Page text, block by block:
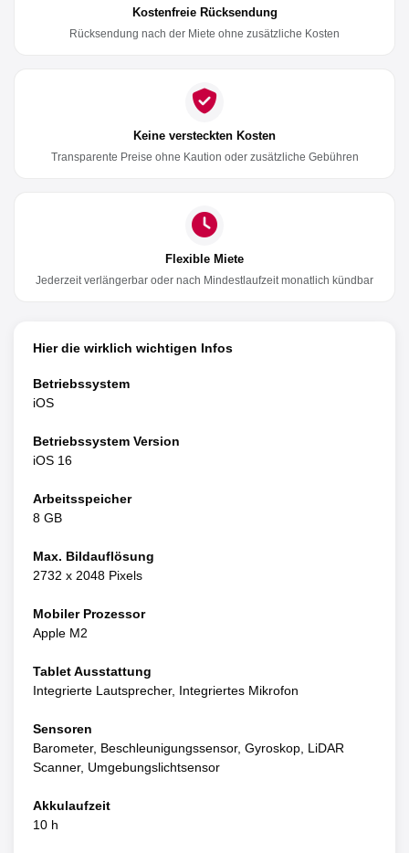
Kostenfreie Rücksendung
Rücksendung nach der Miete ohne zusätzliche Kosten
Keine versteckten Kosten
Transparente Preise ohne Kaution oder zusätzliche Gebühren
Flexible Miete
Jederzeit verlängerbar oder nach Mindestlaufzeit monatlich kündbar
Hier die wirklich wichtigen Infos
Betriebssystem
iOS
Betriebssystem Version
iOS 16
Arbeitsspeicher
8 GB
Max. Bildauflösung
2732 x 2048 Pixels
Mobiler Prozessor
Apple M2
Tablet Ausstattung
Integrierte Lautsprecher, Integriertes Mikrofon
Sensoren
Barometer, Beschleunigungssensor, Gyroskop, LiDAR
Scanner, Umgebungslichtsensor
Akkulaufzeit
10 h